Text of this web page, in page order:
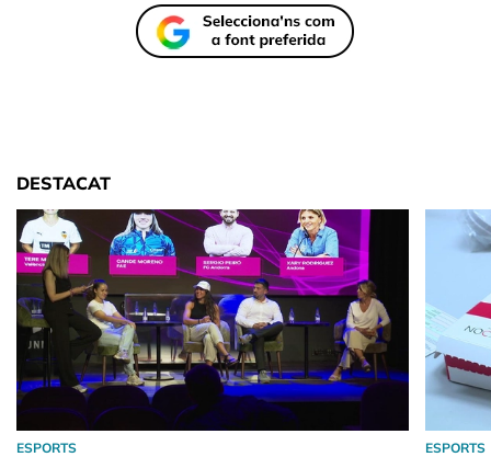
DESTACAT
ESPORTS ESPORTS